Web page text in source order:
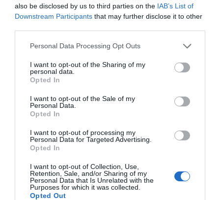
also be disclosed by us to third parties on the IAB’s List of
Downstream Participants that may further disclose it to other
Personal Data Processing Opt Outs
I want to opt-out of the Sharing of my
personal data.
Opted In
I want to opt-out of the Sale of my
Personal Data.
Opted In
I want to opt-out of processing my
Personal Data for Targeted Advertising.
Opted In
I want to opt-out of Collection, Use,
Retention, Sale, and/or Sharing of my
Personal Data that Is Unrelated with the
Purposes for which it was collected.
Opted Out